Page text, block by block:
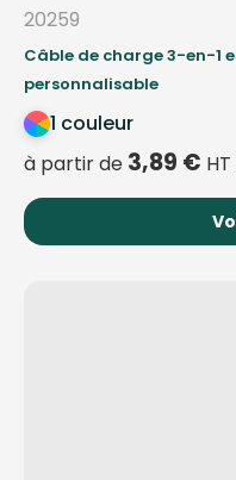
20259
Câble de charge 3-en-1
personnalisable
1 couleur
à partir de 3,89 €